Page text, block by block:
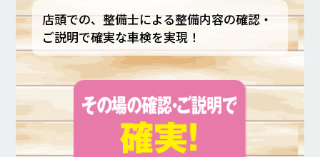
店頭での、整備士による整備内容の確認・
ご説明で確実な車検を実現！